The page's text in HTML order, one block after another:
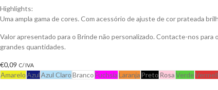
Highlights:
Uma ampla gama de cores. Com acessório de ajuste de cor prateada
Valor apresentado para o Brinde não personalizado. Contacte-nos
grandes quantidades.
€0,09 C/ IVA
AmareloAzulAzul ClaroBrancoFuchsiaLaranja Preto RosaVerde